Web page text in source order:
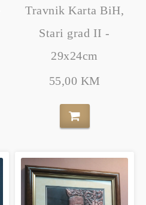
Travnik Karta BiH,
Stari grad II -
29x24cm
55,00 KM